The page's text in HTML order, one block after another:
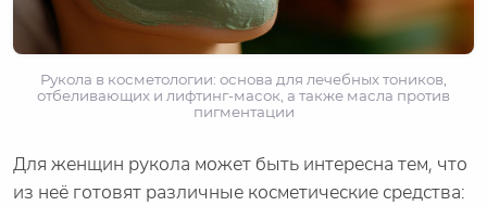
Рукола в косметологии: основа для лечебных тоников,
отбеливающих и лифтинг-масок, а также масла против
пигментации
Для женщин рукола может быть интересна тем, что
из неё готовят различные косметические средства: